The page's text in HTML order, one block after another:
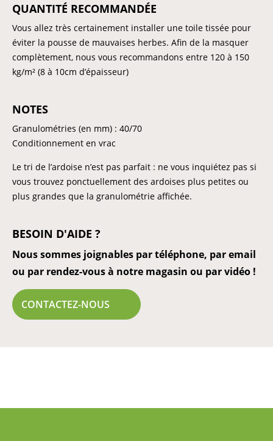
QUANTITÉ RECOMMANDÉE
Vous allez très certainement installer une toile tissée pour
éviter la pousse de mauvaises herbes. Afin de la masquer
complètement, nous vous recommandons entre 120 à 150
kg/m² (8 à 10cm d’épaisseur)
NOTES
Granulométries (en mm) : 40/70
Conditionnement en vrac
Le tri de l’ardoise n’est pas parfait : ne vous inquiétez pas si
vous trouvez ponctuellement des ardoises plus petites ou
plus grandes que la granulométrie affichée.
BESOIN D'AIDE ?
Nous sommes joignables par téléphone, par email
ou par rendez-vous à notre magasin ou par vidéo !
CONTACTEZ-NOUS